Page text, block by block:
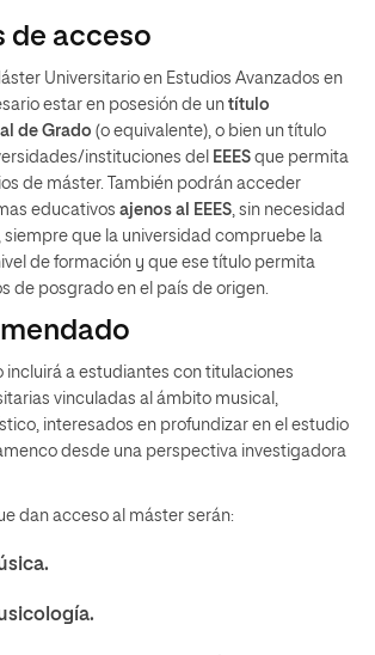
de acceso
Universitario en Estudios Avanzados en
estar en posesión de un título
de Grado (o equivalente), o bien un título
instituciones del EEES que permita
de máster. También podrán acceder
educativos ajenos al EEES, sin necesidad
que la universidad compruebe la
de formación y que ese título permita
de posgrado en el país de origen.
incluirá a estudiantes con titulaciones
vinculadas al ámbito musical,
interesados en profundizar en el estudio
desde una perspectiva investigadora
dan acceso al máster serán: